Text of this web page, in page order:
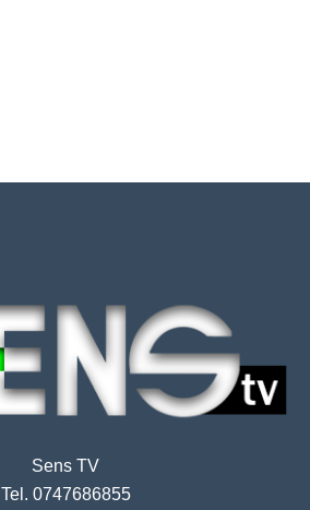
Sens TV
Tel. 0747686855